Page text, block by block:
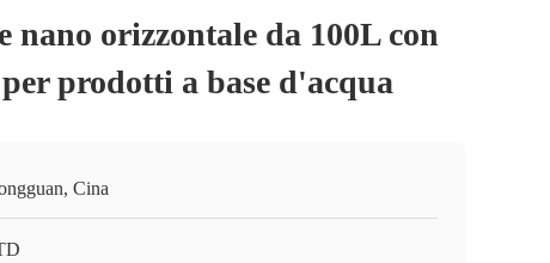
nano orizzontale da 100L con
prodotti a base d'acqua
Cina